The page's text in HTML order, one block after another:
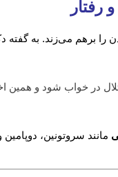
رفتار
را برهم می‌زند. به گفته
در خواب شود و همین
مانند سروتونین،